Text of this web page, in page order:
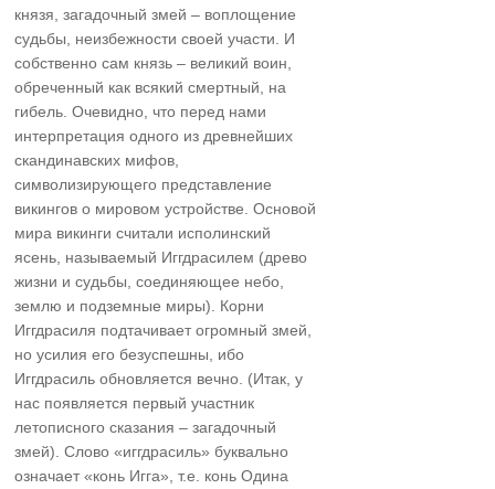
князя, загадочный змей – воплощение
судьбы, неизбежности своей участи. И
собственно сам князь – великий воин,
обреченный как всякий смертный, на
гибель. Очевидно, что перед нами
интерпретация одного из древнейших
скандинавских мифов,
символизирующего представление
викингов о мировом устройстве. Основой
мира викинги считали исполинский
ясень, называемый Иггдрасилем (древо
жизни и судьбы, соединяющее небо,
землю и подземные миры). Корни
Иггдрасиля подтачивает огромный змей,
но усилия его безуспешны, ибо
Иггдрасиль обновляется вечно. (Итак, у
нас появляется первый участник
летописного сказания – загадочный
змей). Слово «иггдрасиль» буквально
означает «конь Игга», т.е. конь Одина